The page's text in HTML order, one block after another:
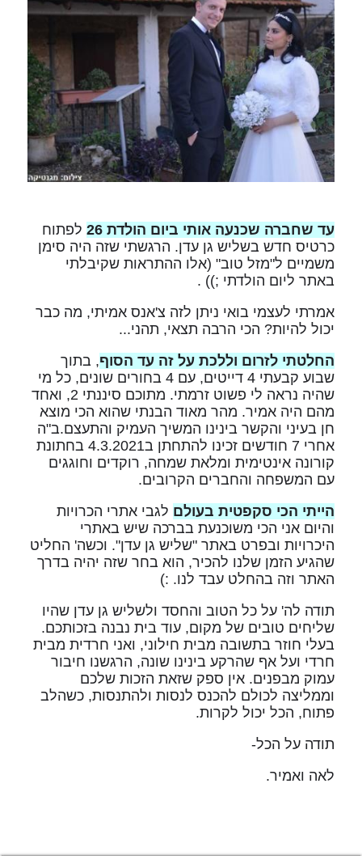
עד שחברה שכנעה אותי ביום הולדת 26
לפתוח
כרטיס חדש בשליש גן עדן. הרגשתי שזה היה סימן
משמיים ל"מזל טוב" (אלו ההתראות שקיבלתי
באתר ליום הולדתי ;)) .
אמרתי לעצמי בואי ניתן לזה צ'אנס אמיתי, מה כבר
יכול להיות? הכי הרבה תצאי, תהני...
החלטתי לזרום וללכת על זה עד הסוף, בתוך
שבוע קבעתי 4 דייטים, עם 4 בחורים שונים, כל מי
שהיה נראה לי פשוט זרמתי. מתוכם סיננתי 2, ואחד
מהם היה אמיר. מהר מאוד הבנתי שהוא הכי מוצא
חן בעיני והקשר בינינו המשיך העמיק והתעצם.ב"ה
אחרי 7 חודשים זכינו להתחתן ב4.3.2021 בחתונת
קורונה אינטימית ומלאת שמחה, רוקדים וחוגגים
עם המשפחה והחברים הקרובים.
הייתי הכי סקפטית בעולם לגבי אתרי הכרויות
והיום אני הכי משוכנעת בברכה שיש באתרי
היכרויות ובפרט באתר "שליש גן עדן". וכשה' החליט
שהגיע הזמן שלנו להכיר, הוא בחר שזה יהיה בדרך
האתר וזה בהחלט עבד לנו. :)
תודה לה' על כל הטוב והחסד ולשליש גן עדן שהיו
שליחים טובים של מקום, עוד בית נבנה בזכותכם.
בעלי חוזר בתשובה מבית חילוני, ואני חרדית מבית
חרדי ועל אף שהרקע בינינו שונה, הרגשנו חיבור
עמוק מבפנים. אין ספק שזאת הזכות שלכם
וממליצה לכולם להכנס לנסות ולהתנסות, כשהלב
פתוח, הכל יכול לקרות.
תודה על הכל-
לאה ואמיר.